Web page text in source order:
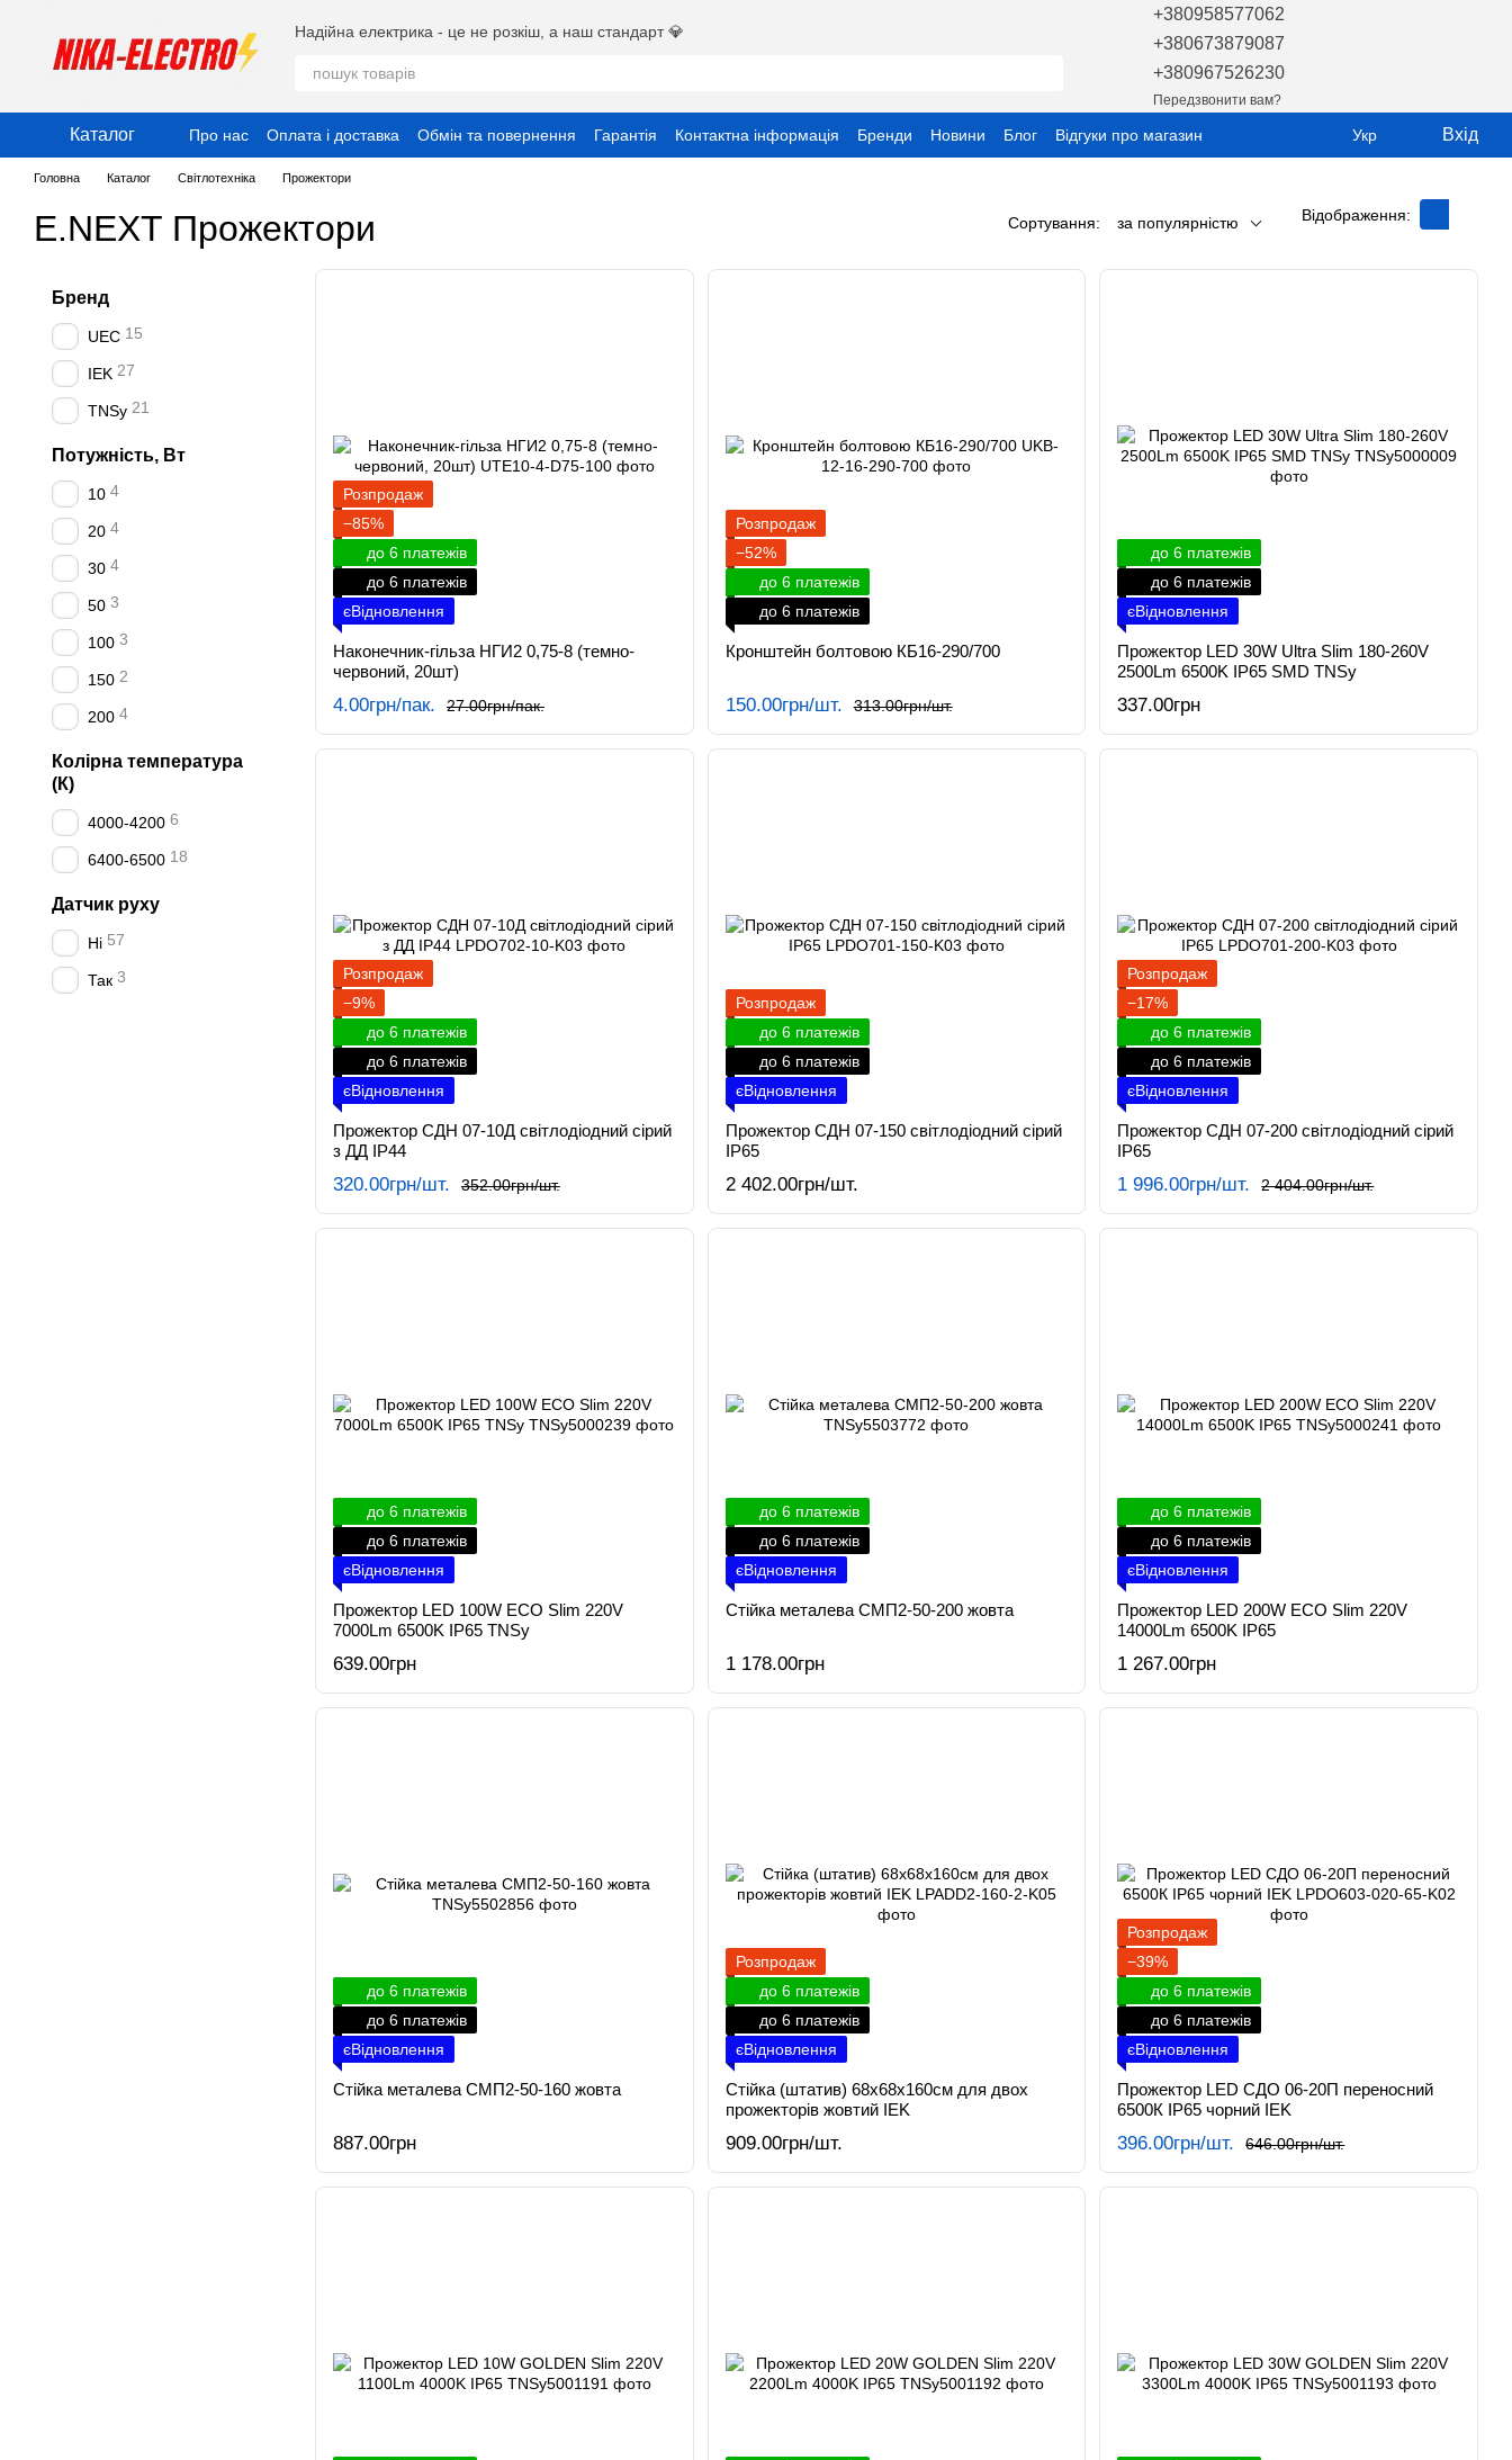
Надійна електрика - це не розкіш, а наш стандарт 💎
+380958577062
+380673879087
+380967526230
Передзвонити вам?
Каталог Про нас Оплата і доставка Обмін та повернення Гарантія Контактна інформація Бренди Новини Блог
Відгуки про магазин
Публічний договір (Оферта)
Угода користувача
Укр Вхід
Головна Каталог Світлотехніка Прожектори
E.NEXT Прожектори Сортування: за популярністю Відображення:
Розпродаж
−85%
до 6 платежів
до 6 платежів
єВідновлення
Наконечник-гільза НГИ2 0,75-8 (темно-
червоний, 20шт)
27.00грн/пак.
4.00грн/пак.
Розпродаж
−52%
до 6 платежів
до 6 платежів
Кронштейн болтовою КБ16-290/700
313.00грн/шт.
150.00грн/шт.
до 6 платежів
до 6 платежів
єВідновлення
Прожектор LED 30W Ultra Slim 180-260V
2500Lm 6500K IP65 SMD TNSy
337.00грн
Розпродаж
−9%
до 6 платежів
до 6 платежів
єВідновлення
Прожектор СДН 07-10Д світлодіодний сірий
з ДД IP44
352.00грн/шт.
320.00грн/шт.
Розпродаж
до 6 платежів
до 6 платежів
єВідновлення
Прожектор СДН 07-150 світлодіодний сірий
IP65
2 402.00грн/шт.
Розпродаж
−17%
до 6 платежів
до 6 платежів
єВідновлення
Прожектор СДН 07-200 світлодіодний сірий
IP65
2 404.00грн/шт.
1 996.00грн/шт.
до 6 платежів
до 6 платежів
єВідновлення
Прожектор LED 100W ECO Slim 220V
7000Lm 6500K IP65 TNSy
639.00грн
до 6 платежів
до 6 платежів
єВідновлення
Стійка металева СМП2-50-200 жовта
1 178.00грн
до 6 платежів
до 6 платежів
єВідновлення
Прожектор LED 200W ECO Slim 220V
14000Lm 6500K IP65
1 267.00грн
до 6 платежів
до 6 платежів
єВідновлення
Стійка металева СМП2-50-160 жовта
887.00грн
Розпродаж
до 6 платежів
до 6 платежів
єВідновлення
Стійка (штатив) 68х68х160см для двох
прожекторів жовтий IEK
909.00грн/шт.
Розпродаж
−39%
до 6 платежів
до 6 платежів
єВідновлення
Прожектор LED СДО 06-20П переносний
6500К IP65 чорний IEK
646.00грн/шт.
396.00грн/шт.
Бренд
UEC 15
IEK 27
TNSy 21
Потужність, Вт
10 4
20 4
30 4
50 3
100 3
150 2
200 4
Колірна температура
(К)
4000-4200 6
6400-6500 18
Датчик руху
Ні 57
Так 3